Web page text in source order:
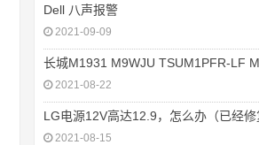
Dell 八声报警
2021-09-09
长城M1931 M9WJU TSUM1PFR-LF
2021-08-22
LG电源12V高达12.9，怎么办（已经修
2021-08-15